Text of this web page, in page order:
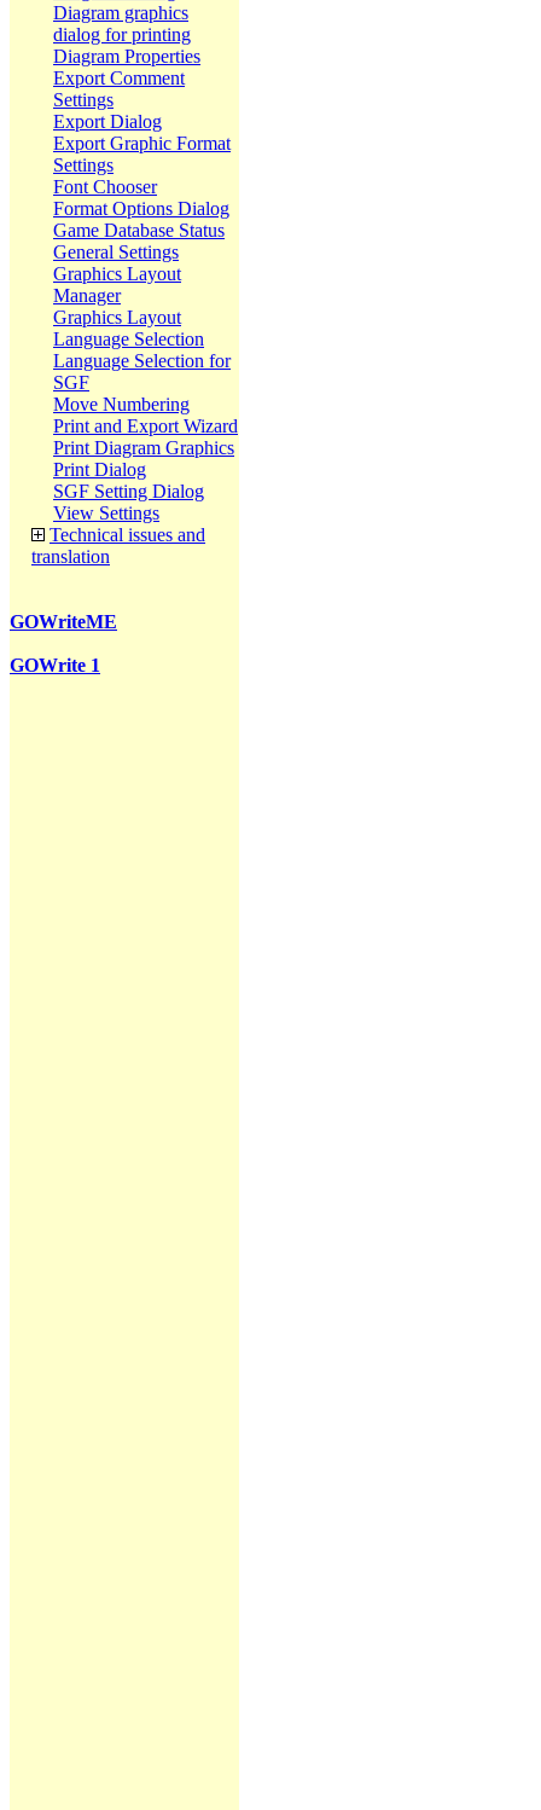
Diagram graphics
dialog for printing
Diagram Properties
Export Comment
Settings
Export Dialog
Export Graphic Format
Settings
Font Chooser
Format Options Dialog
Game Database Status
General Settings
Graphics Layout
Manager
Graphics Layout
Language Selection
Language Selection for
SGF
Move Numbering
Print and Export Wizard
Print Diagram Graphics
Print Dialog
SGF Setting Dialog
View Settings
Technical issues and
translation
GOWriteME
GOWrite 1